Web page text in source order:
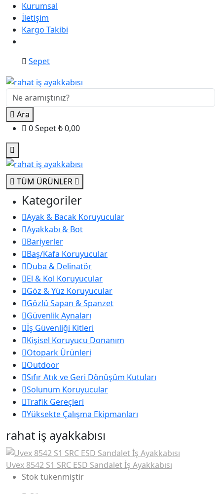
Kurumsal
İletişim
Kargo Takibi
Sepet
Ara
0Sepet₺0,00
TÜM ÜRÜNLER
Kategoriler
Ayak & Bacak Koruyucular
Ayakkabı & Bot
Bariyerler
Baş/Kafa Koruyucular
Duba & Delinatör
El & Kol Koruyucular
Göz & Yüz Koruyucular
Gözlü Sapan & Spanzet
Güvenlik Aynaları
İş Güvenliği Kitleri
Kişisel Koruyucu Donanım
Otopark Ürünleri
Outdoor
Sıfır Atık ve Geri Dönüşüm Kutuları
Solunum Koruyucular
Trafik Gereçleri
Yüksekte Çalışma Ekipmanları
rahat iş ayakkabısı
Uvex 8542 S1 SRC ESD Sandalet İş Ayakkabısı
Stok tükenmiştir